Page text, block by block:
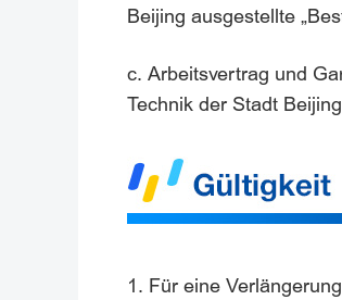
Beijing ausgestellte
c. Arbeitsvertrag und
Technik der Stadt
1. Für eine